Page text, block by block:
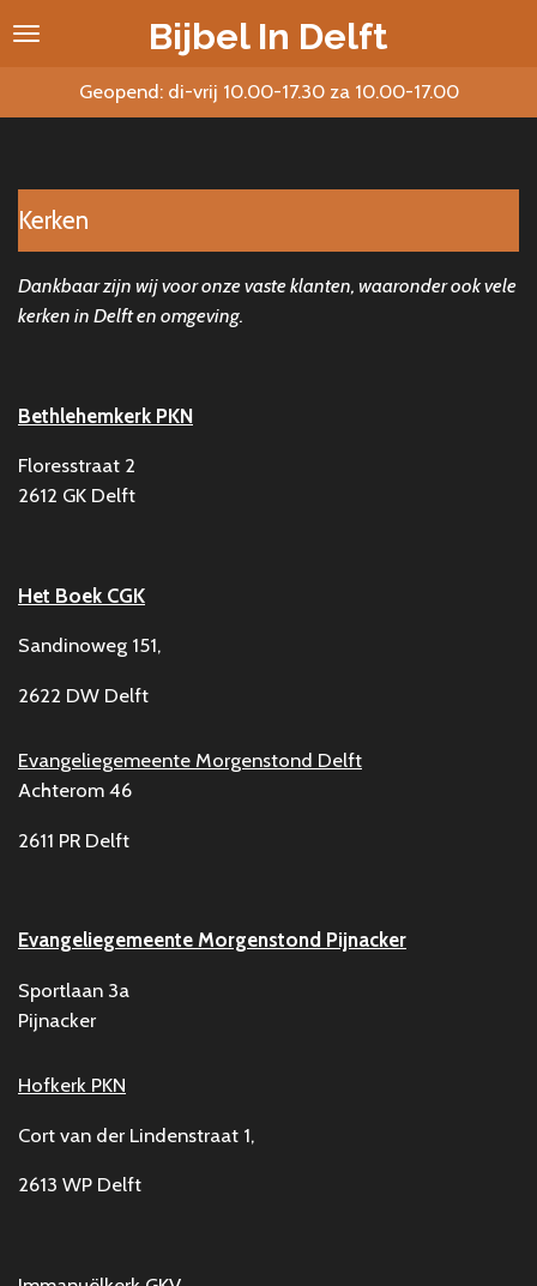
Ga
de
Bijbel In Delft
Geopend: di-vrij 10.00-17.30 za 10.00-17.00
Kerken
Dankbaar zijn wij voor onze vaste klanten, waaronder ook vele
kerken in Delft en omgeving.
Bethlehemkerk PKN
Floresstraat 2
2612 GK Delft
Het Boek CGK
Sandinoweg 151,
2622 DW Delft
Evangeliegemeente Morgenstond Delft
Achterom 46
2611 PR Delft
Evangeliegemeente Morgenstond Pijnacker
Sportlaan 3a
Pijnacker
Hofkerk PKN
Cort van der Lindenstraat 1,
2613 WP Delft